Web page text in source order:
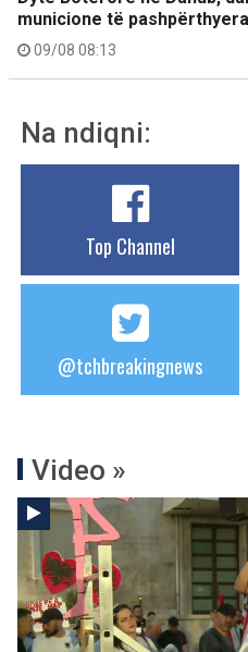
municione të pashpërthyera
09/08 08:13
Na ndiqni:
Top Channel
@tchbreakingnews
Video »